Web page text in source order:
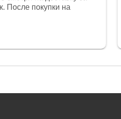
После покупки на
магазина
была решена.
к клиенту после